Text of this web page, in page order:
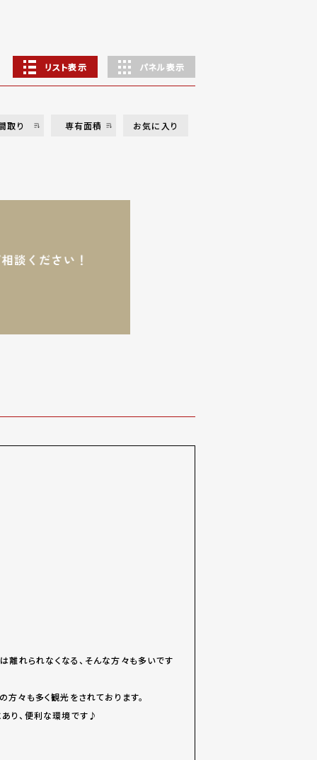
リスト表示 パネル表示
取り 専有面積 お気に入り
離れられなくなる、そんな方々も多いです
々も多く観光をされております。
あり、便利な環境です♪